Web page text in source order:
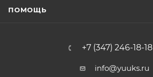
ПОМОЩЬ
+7 (347) 246-18-18
info@yuuks.ru